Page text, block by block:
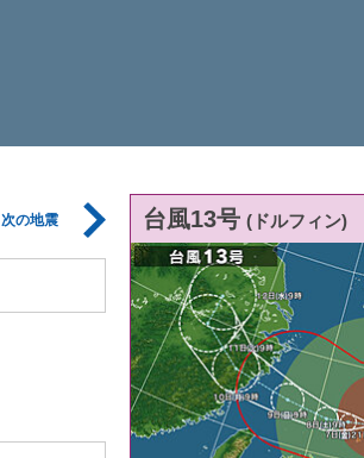
次の地震 台風13号 (ドルフィン)